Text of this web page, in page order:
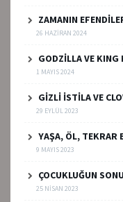
ZAMANIN
26 HAZIRAN 2024
GODZİLLA VE KING
1 MAYIS 2024
GİZLİ İSTİLA VE
29 EYLÜL 2023
YAŞA, ÖL, TEKRAR
9 MAYIS 2023
ÇOCUKLUĞUN SONU
25 NISAN 2023